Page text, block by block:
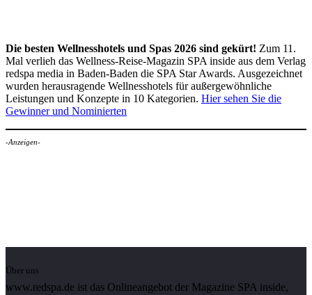
Die besten Wellnesshotels und Spas 2026 sind gekürt! Zum 11.
Mal verlieh das Wellness-Reise-Magazin SPA inside aus dem Verlag
redspa media in Baden-Baden die SPA Star Awards. Ausgezeichnet
wurden herausragende Wellnesshotels für außergewöhnliche
Leistungen und Konzepte in 10 Kategorien. Hier sehen Sie die
Gewinner und Nominierten
-Anzeigen-
Über uns
www.redspa.de ist das Onlineangebot der Magazine SPA inside,